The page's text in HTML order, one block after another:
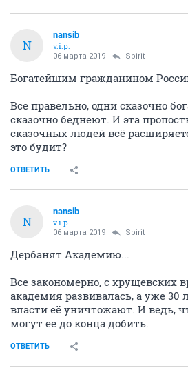
N
nansib
v.i.p.
06 марта 2019 Spirit
Богатейшим гражданином
Все правельно, одни сказочно
сказочно беднеют. И эта
сказочных людей всё
это будит?
ОТВЕТИТЬ
N
nansib
v.i.p.
06 марта 2019 Spirit
Дербанят Академию...
Все закономерно, с хрущевских
академия развивалась, а уже 30
власти её уничтожают. И ведь,
могут ее до конца добить.
ОТВЕТИТЬ